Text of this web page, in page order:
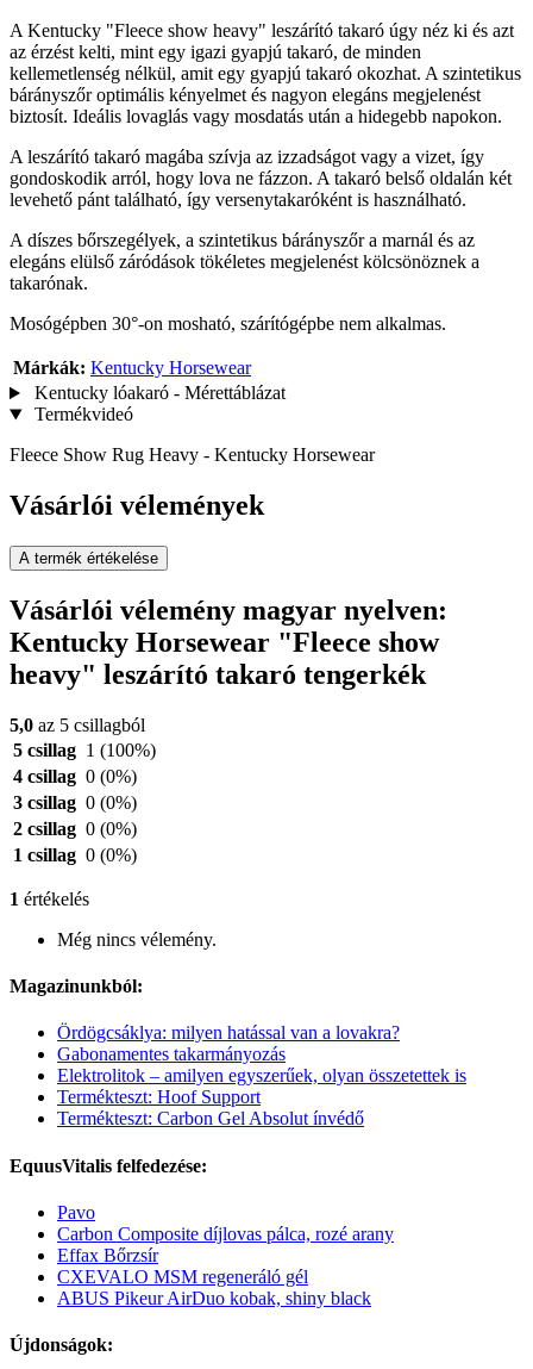
A Kentucky "Fleece show heavy" leszárító takaró úgy néz ki és azt
az érzést kelti, mint egy igazi gyapjú takaró, de minden
kellemetlenség nélkül, amit egy gyapjú takaró okozhat. A szintetikus
bárányszőr optimális kényelmet és nagyon elegáns megjelenést
biztosít. Ideális lovaglás vagy mosdatás után a hidegebb napokon.
A leszárító takaró magába szívja az izzadságot vagy a vizet, így
gondoskodik arról, hogy lova ne fázzon. A takaró belső oldalán két
levehető pánt található, így versenytakaróként is használható.
A díszes bőrszegélyek, a szintetikus bárányszőr a marnál és az
elegáns elülső záródások tökéletes megjelenést kölcsönöznek a
takarónak.
Mosógépben 30°-on mosható, szárítógépbe nem alkalmas.
Márkák: Kentucky Horsewear
Kentucky lóakaró - Mérettáblázat
Termékvideó
Fleece Show Rug Heavy - Kentucky Horsewear
Vásárlói vélemények
A termék értékelése
Vásárlói vélemény magyar nyelven:
Kentucky Horsewear "Fleece show
heavy" leszárító takaró tengerkék
5,0 az 5 csillagból
5 csillag 1 (100%)
4 csillag 0 (0%)
3 csillag 0 (0%)
2 csillag 0 (0%)
1 csillag 0 (0%)
1 értékelés
Még nincs vélemény.
Magazinunkból:
Ördögcsáklya: milyen hatással van a lovakra?
Gabonamentes takarmányozás
Elektrolitok – amilyen egyszerűek, olyan összetettek is
Termékteszt: Hoof Support
Termékteszt: Carbon Gel Absolut ínvédő
EquusVitalis felfedezése:
Pavo
Carbon Composite díjlovas pálca, rozé arany
Effax Bőrzsír
CXEVALO MSM regeneráló gél
ABUS Pikeur AirDuo kobak, shiny black
Újdonságok: